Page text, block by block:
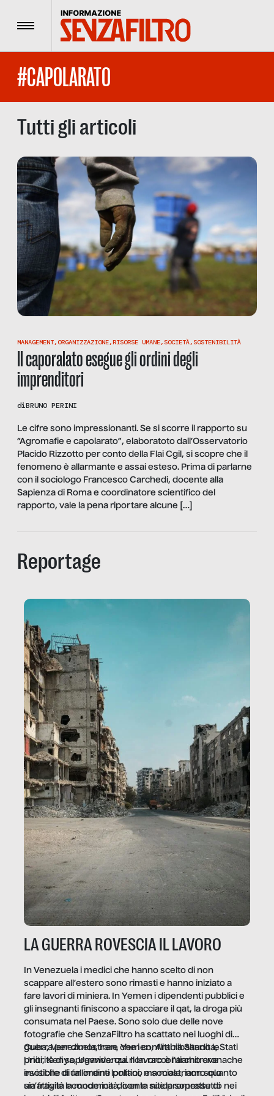
Menu
#CAPOLARATO
Tutti gli articoli
MANAGEMENT,ORGANIZZAZIONE,RISORSE UMANE, SOCIETÀ, SOSTENIBILITÀ
Il caporalato esegue gli ordini degli
imprenditori
diBRUNO PERINI
Le cifre sono impressionanti. Se si scorre il rapporto su
“Agromafie e capolarato”, elaboratoto dall’Osservatorio
Placido Rizzotto per conto della Flai Cgil, si scopre che il
fenomeno è allarmante e assai esteso. Prima di parlarne
con il sociologo Francesco Carchedi, docente alla
Sapienza di Roma e coordinatore scientifico del
rapporto, vale la pena riportare alcune […]
Reportage
LA GUERRA ROVESCIA IL LAVORO
In Venezuela i medici che hanno scelto di non
scappare all’estero sono rimasti e hanno iniziato a
fare lavori di miniera. In Yemen i dipendenti pubblici e
gli insegnanti finiscono a spacciare il qat, la droga più
consumata nel Paese. Sono solo due delle nove
fotografie che SenzaFiltro ha scattato nei luoghi di
guerra per dimostrare che i conflitti ribaltano le
priorità di sopravvivenza. Il lavoro è l’architrave
invisibile di un ordine politico e sociale, non solo
un’attività economica: diventa nitida soprattutto nei
Cuba, Venezuela, Iran, Yemen, Arabia Saudita, Stati
Uniti, Kenya, Uganda: qui non raccontiamo cronache
esotiche di fallimenti lontani, ma mostriamo quanto
sia fragile la modernità, con le sue promesse di